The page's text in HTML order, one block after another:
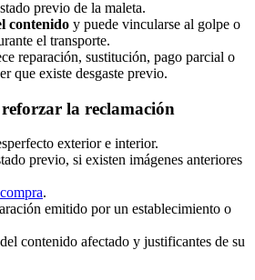
previo de la maleta.
contenido y puede vincularse al golpe o
el transporte.
reparación, sustitución, pago parcial o
que existe desgaste previo.
la reclamación
exterior e interior.
previo, si existen imágenes anteriores
.
emitido por un establecimiento o
contenido afectado y justificantes de su